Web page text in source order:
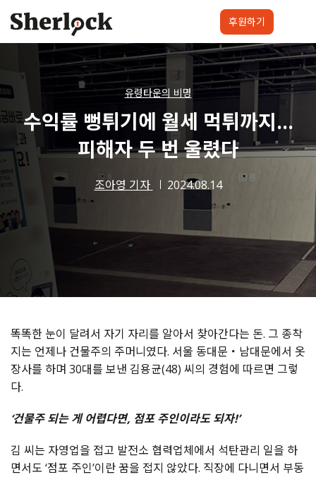
content
셜록요원 프로젝트 셜록클럽 후원하기
후원하기
유령타운의 비명
수익률 뻥튀기에 월세 먹튀까지…
피해자 두 번 울렸다
조아영 기자 2024.08.14
똑똑한 눈이 달려서 자기 자리를 알아서 찾아간다는 돈. 그 종착
지는 언제나 건물주의 주머니였다. 서울 동대문・남대문에서 옷
장사를 하며 30대를 보낸 김용균(48) 씨의 경험에 따르면 그렇
다.
‘건물주 되는 게 어렵다면, 점포 주인이라도 되자!’
김 씨는 자영업을 접고 발전소 협력업체에서 석탄관리 일을 하
면서도 ‘점포 주인’이란 꿈을 접지 않았다. 직장에 다니면서 부동